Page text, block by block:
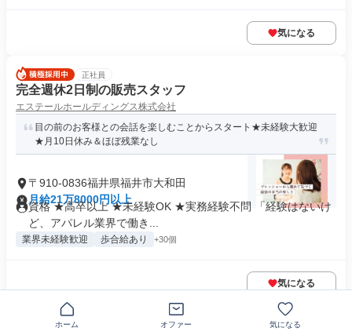
気になる
正社員
完全週休2日制の販売スタッフ
エステールホールディングス株式会社
目の前のお客様との会話を楽しむことからスタート★未経験大歓迎
★月10日休み＆ほぼ残業なし
〒910-0836福井県福井市大和田
月給21万8000円以上
資格 ★高卒以上 ★未経験OK ★実務経験不問 「経験はないけ
ど、アパレル業界で働き...
業界未経験歓迎 歩合給あり +30個
気になる
ホーム オファー 気になる